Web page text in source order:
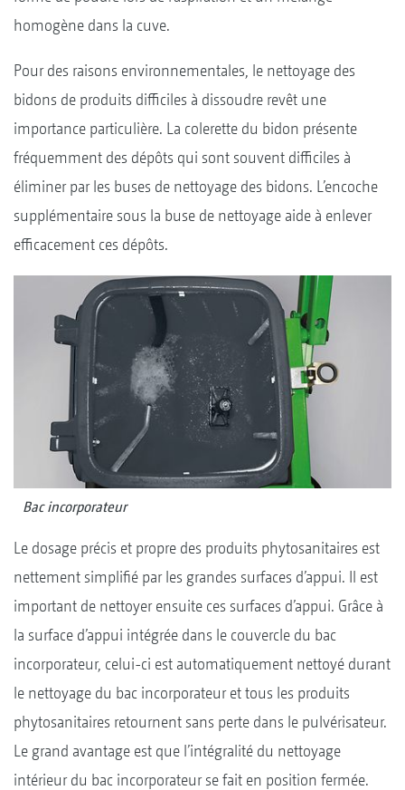
homogène dans la cuve.
Pour des raisons environnementales, le nettoyage des
bidons de produits difficiles à dissoudre revêt une
importance particulière. La colerette du bidon présente
fréquemment des dépôts qui sont souvent difficiles à
éliminer par les buses de nettoyage des bidons. L’encoche
supplémentaire sous la buse de nettoyage aide à enlever
efficacement ces dépôts.
Bac incorporateur
Le dosage précis et propre des produits phytosanitaires est
nettement simplifié par les grandes surfaces d’appui. Il est
important de nettoyer ensuite ces surfaces d’appui. Grâce à
la surface d’appui intégrée dans le couvercle du bac
incorporateur, celui-ci est automatiquement nettoyé durant
le nettoyage du bac incorporateur et tous les produits
phytosanitaires retournent sans perte dans le pulvérisateur.
Le grand avantage est que l’intégralité du nettoyage
intérieur du bac incorporateur se fait en position fermée.